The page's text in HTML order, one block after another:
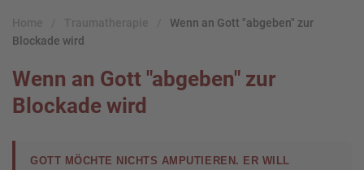
Wenn an Gott "abgeben" zur
Blockade wird
Wenn an Gott "abgeben" zur
Blockade wird
GOTT MÖCHTE NICHTS AMPUTIEREN. ER WILL